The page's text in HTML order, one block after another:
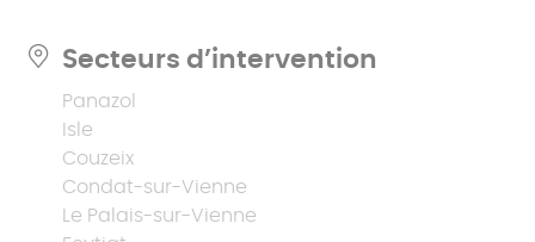
Secteurs d’intervention
Panazol
Isle
Couzeix
Condat-sur-Vienne
Le Palais-sur-Vienne